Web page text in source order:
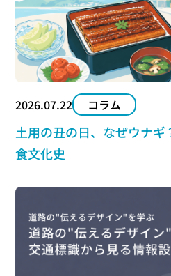
2026.07.22 コラム
土用の丑の日、なぜウナ
食文化史